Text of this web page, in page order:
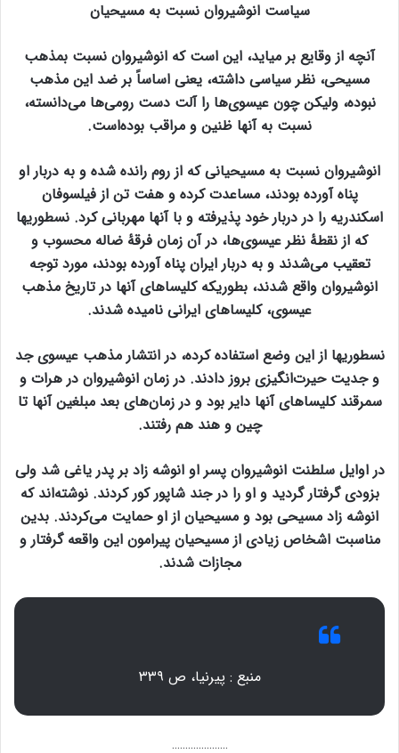
سیاست انوشیروان نسبت به مسیحیان
آنچه از وقایع بر میاید، این است که انوشیروان نسبت بمذهب
مسیحی، نظر سیاسی داشته، یعنی اساساً بر ضد این مذهب
نبوده، ولیکن چون عیسوی‌ها را آلت دست رومی‌ها می‌دانسته،
نسبت به آنها ظنین و مراقب بوده‌است.
انوشیروان نسبت به مسیحیانی که از روم رانده شده و به دربار او
پناه آورده بودند، مساعدت کرده و هفت تن از فیلسوفان
اسکندریه را در دربار خود پذیرفته و با آنها مهربانی کرد. نسطوریها
که از نقطهٔ نظر عیسوی‌ها، در آن زمان فرقهٔ ضاله محسوب و
تعقیب می‌شدند و به دربار ایران پناه آورده بودند، مورد توجه
انوشیروان واقع شدند، بطوریکه کلیساهای آنها در تاریخ مذهب
عیسوی، کلیساهای ایرانی نامیده شدند.
نسطوریها از این وضع استفاده کرده، در انتشار مذهب عیسوی جد
و جدیت حیرت‌انگیزی بروز دادند. در زمان انوشیروان در هرات و
سمرقند کلیساهای آنها دایر بود و در زمان‌های بعد مبلغین آنها تا
چین و هند هم رفتند.
در اوایل سلطنت انوشیروان پسر او انوشه زاد بر پدر یاغی شد ولی
بزودی گرفتار گردید و او را در جند شاپور کور کردند. نوشته‌اند که
انوشه زاد مسیحی بود و مسیحیان از او حمایت می‌کردند. بدین
مناسبت اشخاص زیادی از مسیحیان پیرامون این واقعه گرفتار و
مجازات شدند.
منبع : پیرنیا، ص ۳۳۹
…………………